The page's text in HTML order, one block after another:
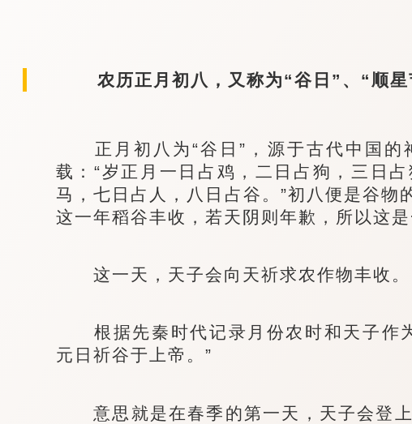
农历正月初八，又称为“谷日”、“顺星
正月初八为“谷日”，源于古代中国的
载：“岁正月一日占鸡，二日占狗，三日
马，七日占人，八日占谷。”初八便是谷物
这一年稻谷丰收，若天阴则年歉，所以这
这一天，天子会向天祈求农作物丰收。
根据先秦时代记录月份农时和天子作
元日祈谷于上帝。”
意思就是在春季的第一天，天子会登上